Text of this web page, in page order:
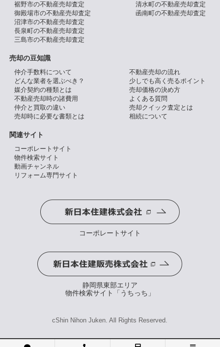
裾野市の不動産売却査定
御殿場市の不動産売却査定
沼津市の不動産売却査定
長泉町の不動産売却査定
三島市の不動産売却査定
清水町の不動産売却査定
函南町の不動産売却査定
売却の豆知識
仲介手数料について
どんな業者を選ぶべき？
媒介契約の種類とは
不動産売却時の諸費用
仲介と買取の違い
売却時に必要な書類とは
不動産売却の流れ
少しでも高く売るポイント
売却価格の決め方
よくある質問
売却クイック査定とは
相続について
関連サイト
コーポレートサイト
物件検索サイト
動画チャンネル
リフォーム専門サイト
コーポレートサイト
静岡県東部エリア
物件検索サイト「うちっち」
cShin Nihon Juken. All Rights Reserved.